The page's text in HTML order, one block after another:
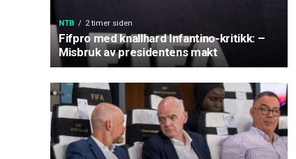
NTB 2 timer siden
Fifpro med knallhard Infantino-kritikk: –
Misbruk av presidentens makt